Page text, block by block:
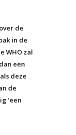
de
in de
WHO zal
een
deze
de
‘een